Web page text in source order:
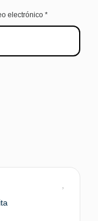
electrónico *